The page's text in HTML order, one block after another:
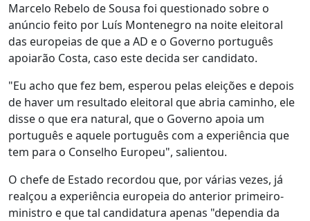
Marcelo Rebelo de Sousa foi questionado sobre o
anúncio feito por Luís Montenegro na noite eleitoral
das europeias de que a AD e o Governo português
apoiarão Costa, caso este decida ser candidato.
"Eu acho que fez bem, esperou pelas eleições e depois
de haver um resultado eleitoral que abria caminho, ele
disse o que era natural, que o Governo apoia um
português e aquele português com a experiência que
tem para o Conselho Europeu", salientou.
O chefe de Estado recordou que, por várias vezes, já
realçou a experiência europeia do anterior primeiro-
ministro e que tal candidatura apenas "dependia da